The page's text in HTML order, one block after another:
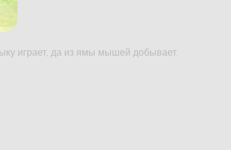
играет, да из ямы мышей добывает.